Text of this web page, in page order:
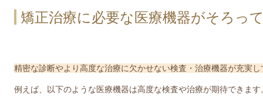
矯正治療に必要な医療機器がそろっ
精密な診断やより高度な治療に欠かせない検査・治療機器が充実し
例えば、以下のような医療機器は高度な検査や治療が期待できます